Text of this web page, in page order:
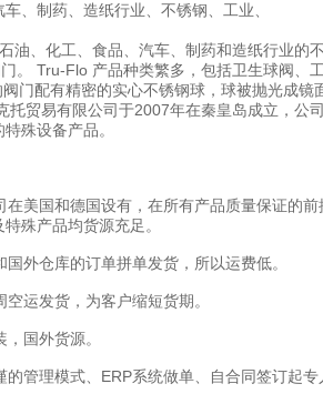
、制药、造纸行业、不锈钢、工业、
油、化工、食品、汽车、制药和造纸行业
。 Tru-Flo 产品种类繁多，包括卫生球阀
门配有精密的实心不锈钢球，球被抛光成
托贸易有限公司于2007年在秦皇岛成立，公
殊设备产品。
国和德国设有，在所有产品质量保证的前
殊产品均货源充足。
仓库的订单拼单发货，所以运费低。
发货，为客户缩短货期。
国外货源。
理模式、ERP系统做单、自合同签订起专